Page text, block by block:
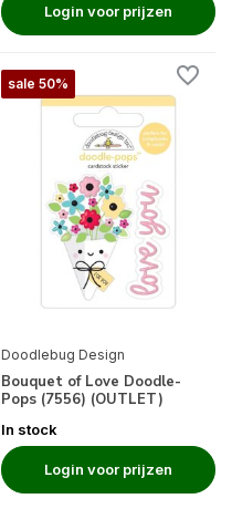
Login voor prijzen
sale 50%
Doodlebug Design
Bouquet of Love Doodle-
Pops (7556) (OUTLET)
In stock
Login voor prijzen